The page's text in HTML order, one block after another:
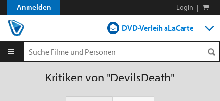
Anmelden Login |
DVD-Verleih aLaCarte
Streamen
Kritiken von "DevilsDeath"